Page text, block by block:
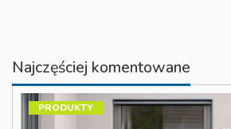
Najczęściej komentowane
PRODUKTY